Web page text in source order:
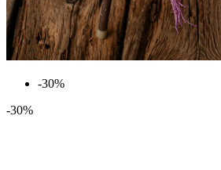
-30%
-30%